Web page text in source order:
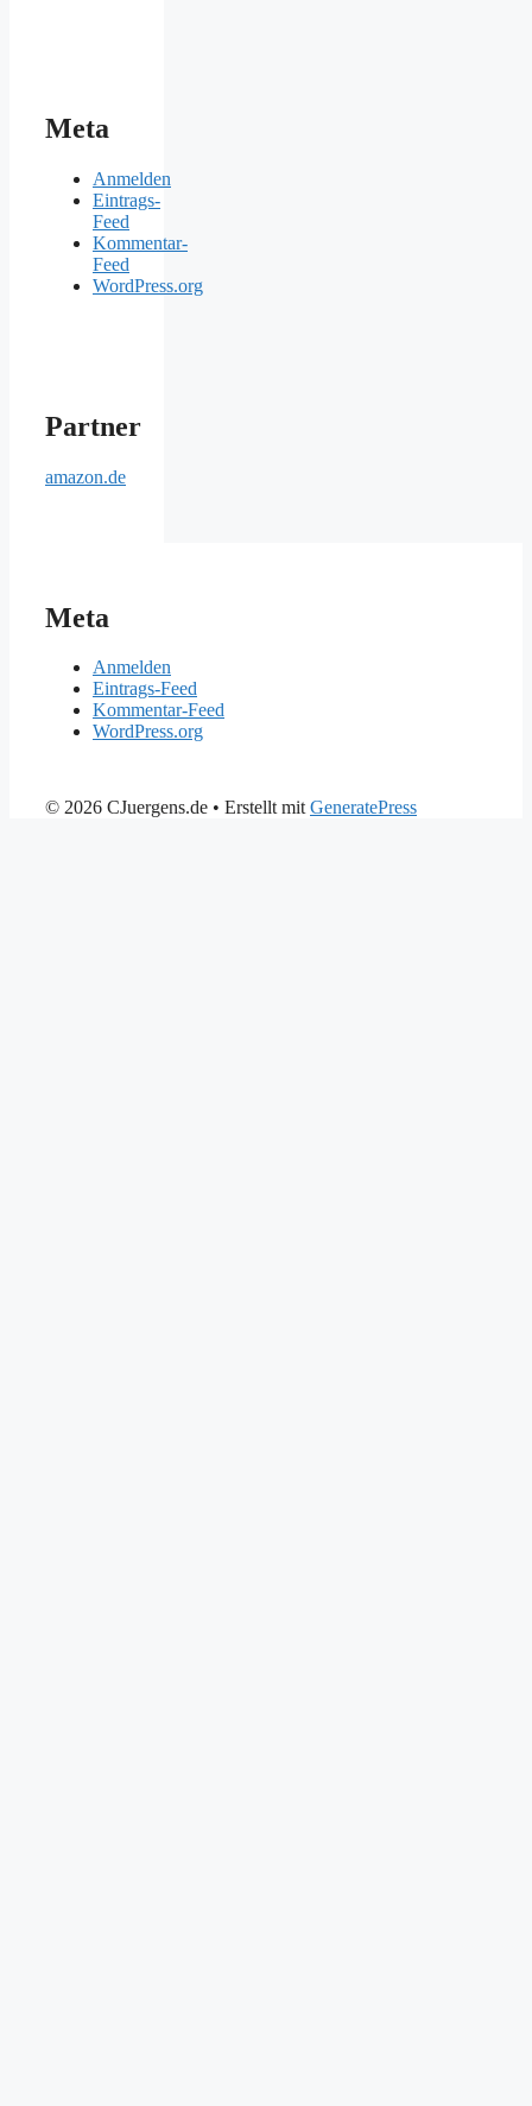
Meta
Anmelden
Eintrags-
Feed
Kommentar-
Feed
WordPress.org
Partner
amazon.de
Meta
Anmelden
Eintrags-Feed
Kommentar-Feed
WordPress.org
© 2026 CJuergens.de • Erstellt mitGeneratePress